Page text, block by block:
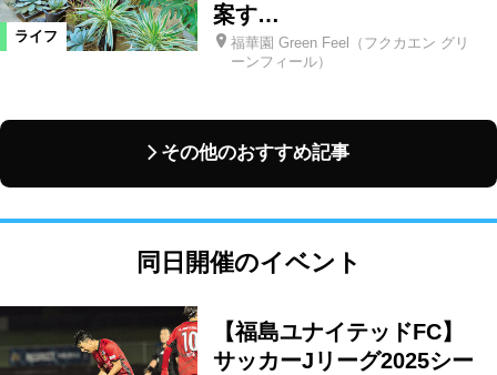
ライフ
案す…
福華園 Green Feel（フクカエン グリ
ーンフィール）
その他のおすすめ記事
同日開催のイベント
【福島ユナイテッドFC】
サッカーJリーグ2025シー